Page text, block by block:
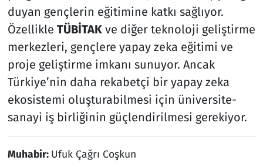
duyan gençlerin eğitimine katkı sağlıyor.
Özellikle TÜBİTAKve diğer teknoloji geliştirme
merkezleri, gençlere yapay zeka eğitimi ve
proje geliştirme imkanı sunuyor. Ancak
Türkiye’nin daha rekabetçi bir yapay zeka
ekosistemi oluşturabilmesi için üniversite-
sanayi iş birliğinin güçlendirilmesi gerekiyor.
Muhabir: Ufuk Çağrı Coşkun